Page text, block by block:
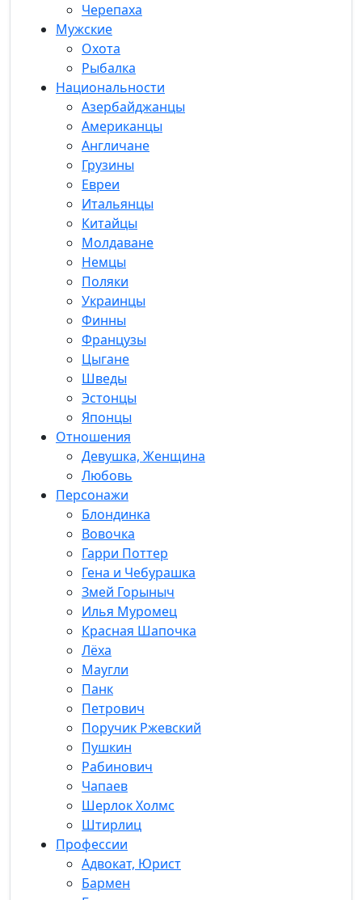
Черепаха
Мужские
Охота
Рыбалка
Национальности
Азербайджанцы
Американцы
Англичане
Грузины
Евреи
Итальянцы
Китайцы
Молдаване
Немцы
Поляки
Украинцы
Финны
Французы
Цыгане
Шведы
Эстонцы
Японцы
Отношения
Девушка, Женщина
Любовь
Персонажи
Блондинка
Вовочка
Гарри Поттер
Гена и Чебурашка
Змей Горыныч
Илья Муромец
Красная Шапочка
Лёха
Маугли
Панк
Петрович
Поручик Ржевский
Пушкин
Рабинович
Чапаев
Шерлок Холмс
Штирлиц
Профессии
Адвокат, Юрист
Бармен